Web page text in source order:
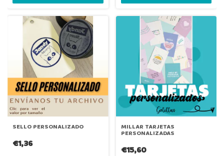
SELLO PERSONALIZADO
€1,36
MILLAR TARJETAS
PERSONALIZADAS
€15,60